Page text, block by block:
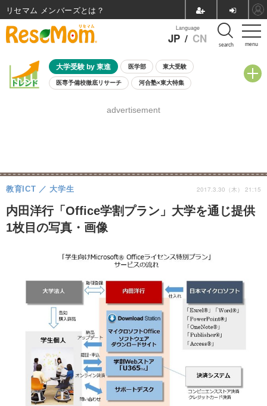
menu
Language
JP / CN search
大学受験 by 東進 医学部 東大受験
医専予備校徹底リサーチ 河合塾×東大特集
8月開催学校説明会・相談会
advertisement
内田洋行「Office学割プラン」大学を通じ提供
1枚目の写真・画像
教育ICT 大学生 2017.3.30（木） 21:15
リセマム メンバーズ